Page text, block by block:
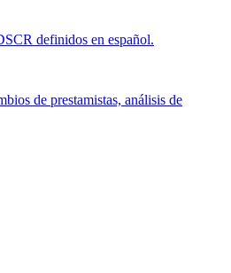
definidos en español.
de prestamistas, análisis de